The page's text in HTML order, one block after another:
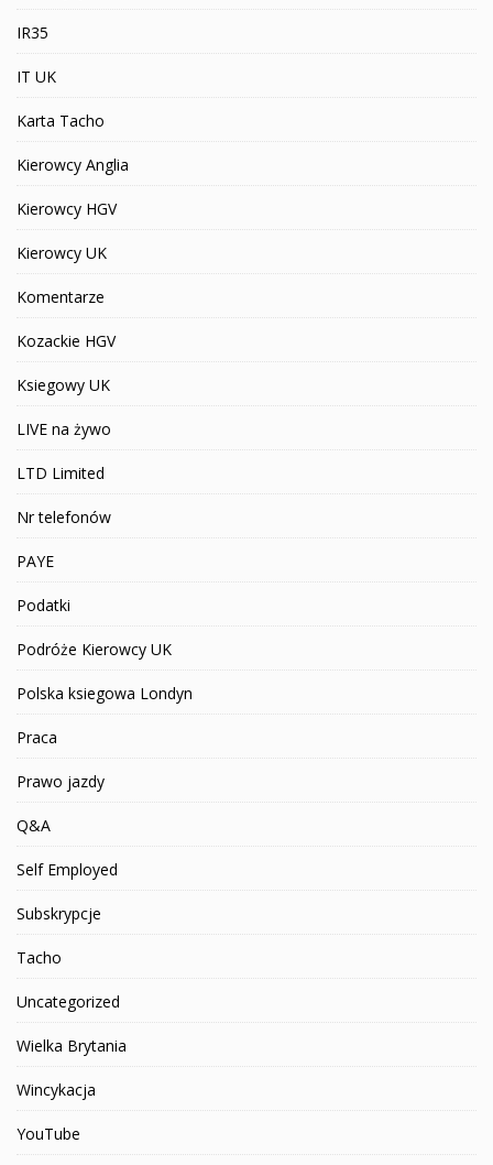
IR35
IT UK
Karta Tacho
Kierowcy Anglia
Kierowcy HGV
Kierowcy UK
Komentarze
Kozackie HGV
Ksiegowy UK
LIVE na żywo
LTD Limited
Nr telefonów
PAYE
Podatki
Podróże Kierowcy UK
Polska ksiegowa Londyn
Praca
Prawo jazdy
Q&A
Self Employed
Subskrypcje
Tacho
Uncategorized
Wielka Brytania
Wincykacja
YouTube